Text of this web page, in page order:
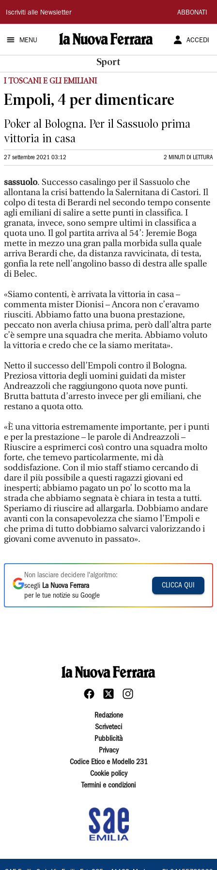
La
Nuova
Ferrara
Iscriviti alle Newsletter ABBONATI
MENU ACCEDI
Sport
I TOSCANI E GLI EMILIANI
Empoli, 4 per dimenticare
Poker al Bologna. Per il Sassuolo prima
vittoria in casa
27 settembre 2021 03:12 2 MINUTI DI LETTURA
sassuolo. Successo casalingo per il Sassuolo che
allontana la crisi battendo la Salernitana di Castori. Il
colpo di testa di Berardi nel secondo tempo consente
agli emiliani di salire a sette punti in classifica. I
granata, invece, sono sempre ultimi in classifica a
quota uno. Il gol partita arriva al 54’: Jeremie Boga
mette in mezzo una gran palla morbida sulla quale
arriva Berardi che, da distanza ravvicinata, di testa,
gonfia la rete nell’angolino basso di destra alle spalle
di Belec.
«Siamo contenti, è arrivata la vittoria in casa –
commenta mister Dionisi – Ancora non c’eravamo
riusciti. Abbiamo fatto una buona prestazione,
peccato non averla chiusa prima, però dall’altra parte
c’è sempre una squadra che merita. Abbiamo voluto
la vittoria e credo che ce la siamo meritata».
Netto il successo dell’Empoli contro il Bologna.
Preziosa vittoria degli uomini guidati da mister
Andreazzoli che raggiungono quota nove punti.
Brutta battuta d’arresto invece per gli emiliani, che
restano a quota otto.
«È una vittoria estremamente importante, per i punti
e per la prestazione – le parole di Andreazzoli –
Riuscire a esprimerci così contro una squadra molto
forte, che temevo particolarmente, mi dà
soddisfazione. Con il mio staff stiamo cercando di
dare il più possibile a questi ragazzi giovani ed
inesperti; abbiamo pagato un po’ lo scotto ma la
strada che abbiamo segnata è chiara in testa a tutti.
Speriamo di riuscire ad allargarla. Dobbiamo andare
avanti con la consapevolezza che siamo l’Empoli e
che prima di tutto dobbiamo salvarci valorizzando i
giovani come avvenuto in passato».
Non lasciare decidere l'algoritmo:
scegli La Nuova Ferrara
per le tue notizie su Google
CLICCA QUI
Redazione
Scriveteci
Pubblicità
Privacy
Codice Etico e Modello 231
Cookie policy
Termini e condizioni